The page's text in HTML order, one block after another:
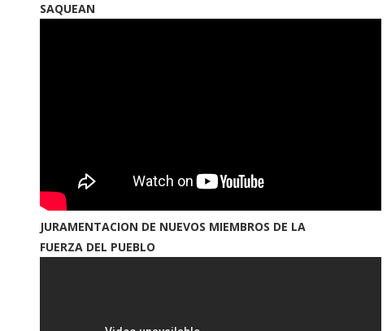
SAQUEAN
JURAMENTACION DE NUEVOS MIEMBROS DE LA
FUERZA DEL PUEBLO